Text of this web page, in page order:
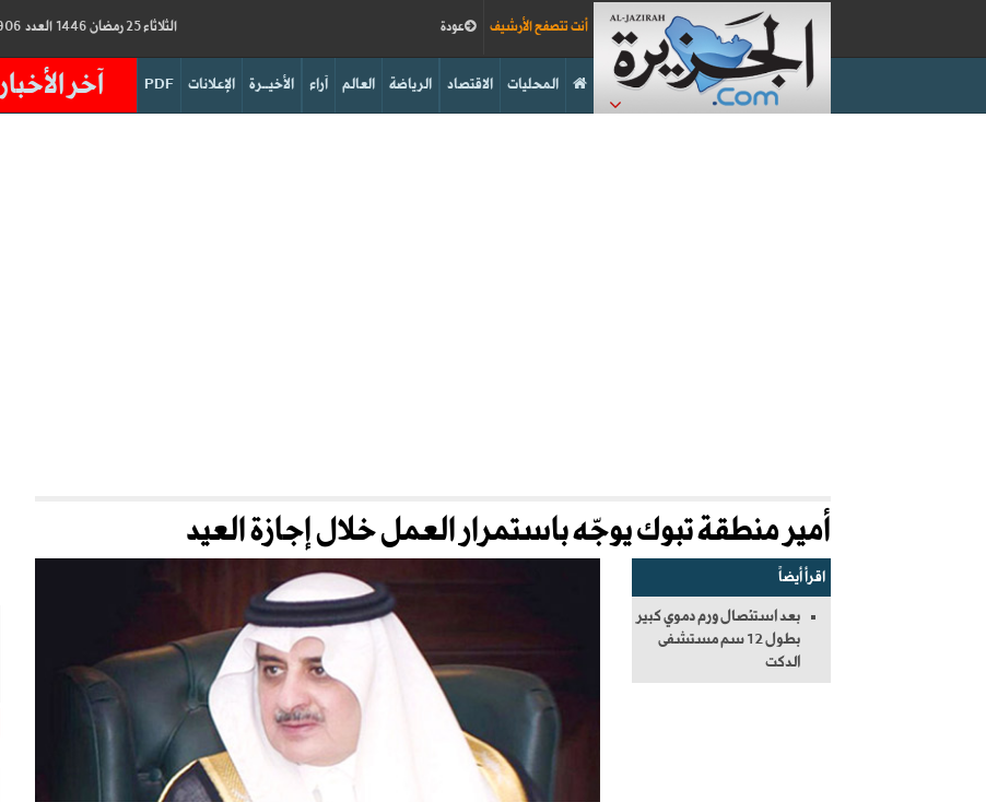
الثلاثاء 25 رمضان 1446 العدد 18906 عودة أنت تتصفح الأرشيف
آخر الأخبار PDF الإعلانات الأخيــرة آراء العالم الرياضة الاقتصاد المحليات
أمير منطقة تبوك يوجّه باستمرار العمل خلال إجازة العيد
اقرأ أيضاً
بعد استئصال ورم دموي كبير
بطول 12 سم مستشفى
الدكت